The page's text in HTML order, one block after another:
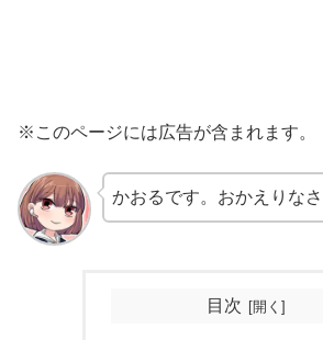
※このページには広告が含まれます。
かおるです。おかえりなさ
目次